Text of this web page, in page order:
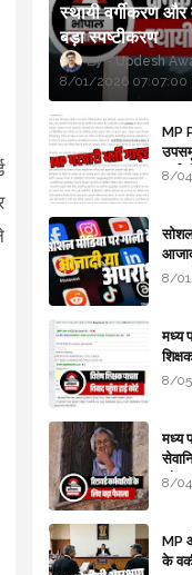
स्थायी वर्गीकरण
बड़ा स्पष्टीकरण
Updesh
8/01/2026 07:07:00
MP
8/
सोशल
8/
मध्य
8/
मध्य
और
8/
MP
के